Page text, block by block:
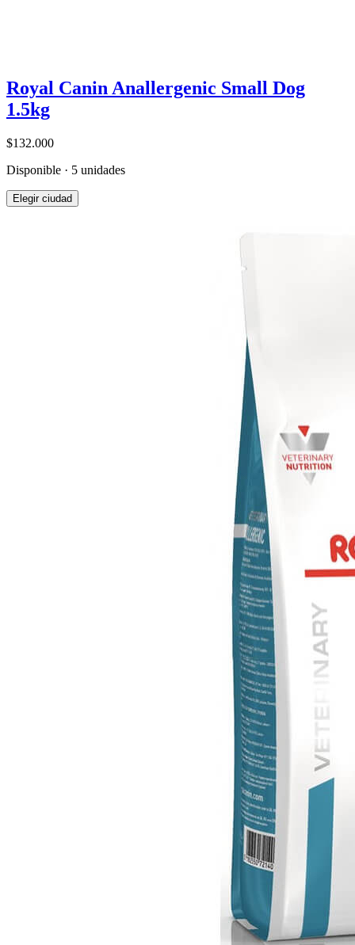
Royal Canin Anallergenic Small Dog
1.5kg
$132.000
Disponible · 5 unidades
Elegir ciudad